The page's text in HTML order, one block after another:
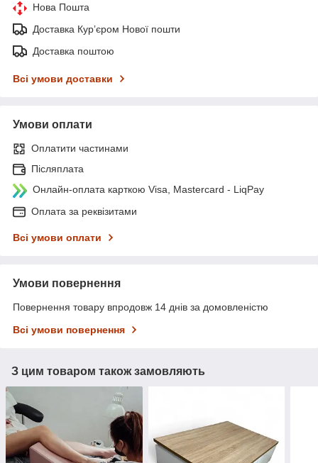
Нова Пошта
Доставка Курʼєром Нової пошти
Доставка поштою
Всі умови доставки
Умови оплати
Оплатити частинами
Післяплата
Онлайн-оплата карткою Visa, Mastercard - LiqPay
Оплата за реквізитами
Всі умови оплати
Умови повернення
Повернення товару впродовж 14 днів за домовленістю
Всі умови повернення
З цим товаром також замовляють